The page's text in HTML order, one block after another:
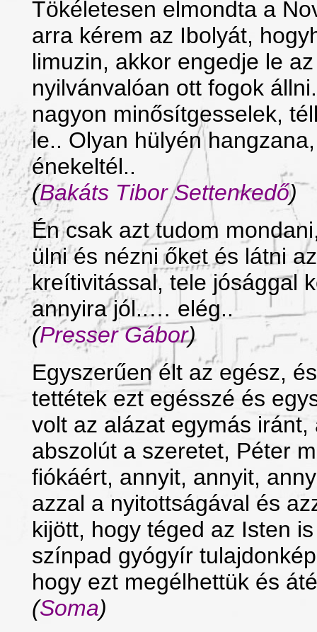
Tökéletesen elmondta a
arra kérem az Ibolyát,
limuzin, akkor engedje le
nyilvánvalóan ott fogok
nagyon minősítgesselek,
le.. Olyan hülyén
énekeltél..
(Bakáts Tibor Settenkedő)
Én csak azt tudom
ülni és nézni őket és látni
kreítivitással, tele jósággal
annyira jól..… elég..
(Presser Gábor)
Egyszerűen élt az egész,
tettétek ezt egésszé és
volt az alázat egymás
abszolút a szeretet, Péter
fiókáért, annyit, annyit,
azzal a nyitottságával és
kijött, hogy téged az Isten
színpad gyógyír
hogy ezt megélhettük és
(Soma)